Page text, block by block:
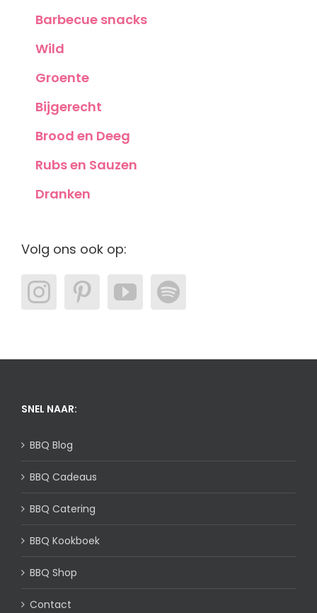
Barbecue snacks
Wild
Groente
Bijgerecht
Brood en Deeg
Rubs en Sauzen
Dranken
Volg ons ook op:
SNEL NAAR:
BBQ Blog
BBQ Cadeaus
BBQ Catering
BBQ Kookboek
BBQ Shop
Contact